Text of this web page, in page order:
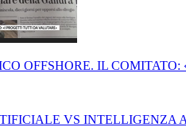
OFFSHORE. IL
VS INTELLIGENZA